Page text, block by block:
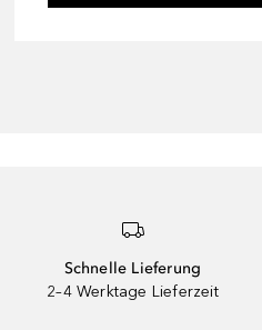
Schnelle Lieferung
2–4 Werktage Lieferzeit